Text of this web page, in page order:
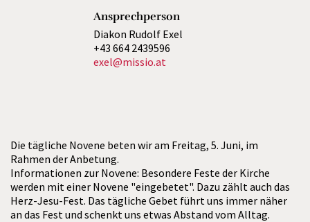
Ansprechperson
Diakon Rudolf Exel
+43 664 2439596
exel@missio.at
Die tägliche Novene beten wir am Freitag, 5. Juni, im
Rahmen der Anbetung.
Informationen zur Novene: Besondere Feste der Kirche
werden mit einer Novene "eingebetet". Dazu zählt auch das
Herz-Jesu-Fest. Das tägliche Gebet führt uns immer näher
an das Fest und schenkt uns etwas Abstand vom Alltag.